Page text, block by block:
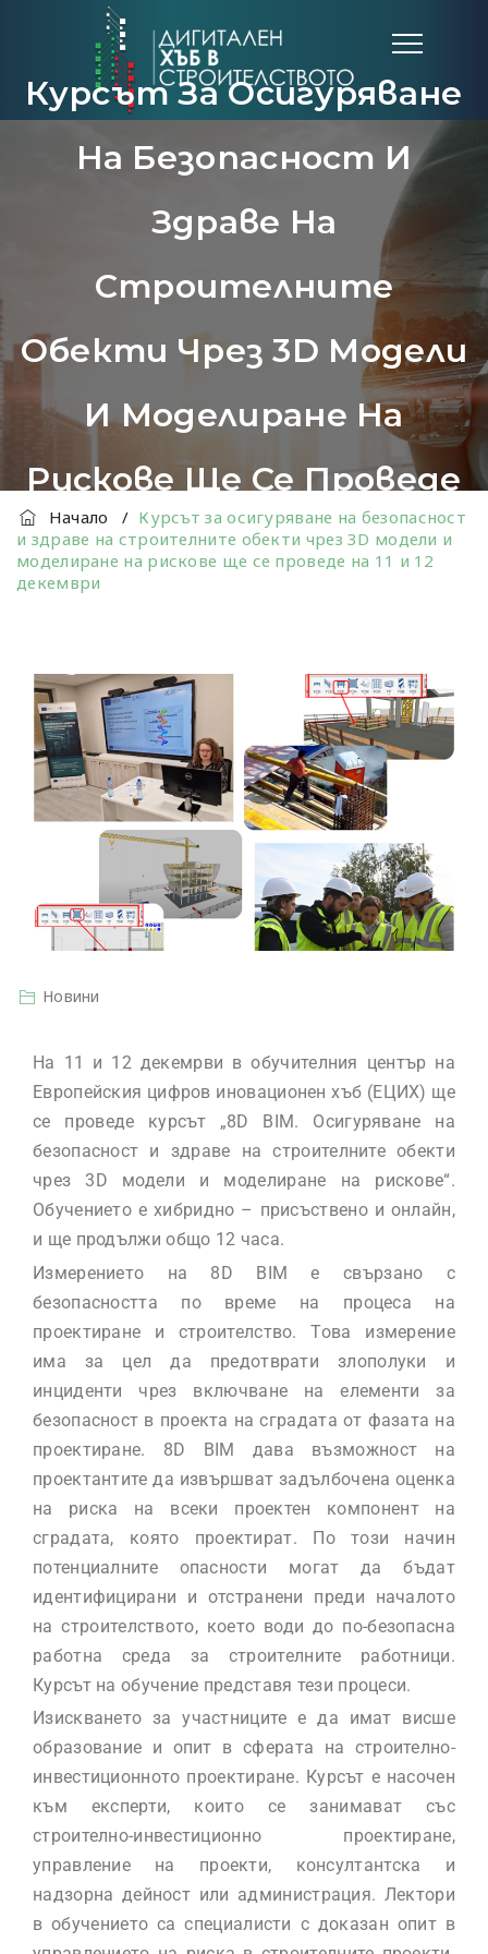
Курсът За Осигуряване
На Безопасност И
Здраве На
Строителните
Обекти Чрез 3D Модели
И Моделиране На
Рискове Ще Се Проведе
На 11 И 12 Декември
Начало / Курсът за осигуряване на безопасност
и здраве на строителните обекти чрез 3D модели и
моделиране на рискове ще се проведе на 11 и 12
декември
Новини
На 11 и 12 декемрви в обучителния център на
Европейския цифров иновационен хъб (ЕЦИХ) ще
се проведе курсът „8D BIM. Осигуряване на
безопасност и здраве на строителните обекти
чрез 3D модели и моделиране на рискове“.
Обучението е хибридно – присъствено и онлайн,
и ще продължи общо 12 часа.
Измерението на 8D BIM е свързано с
безопасността по време на процеса на
проектиране и строителство. Това измерение
има за цел да предотврати злополуки и
инциденти чрез включване на елементи за
безопасност в проекта на сградата от фазата на
проектиране. 8D BIM дава възможност на
проектантите да извършват задълбочена оценка
на риска на всеки проектен компонент на
сградата, която проектират. По този начин
потенциалните опасности могат да бъдат
идентифицирани и отстранени преди началото
на строителството, което води до по-безопасна
работна среда за строителните работници.
Курсът на обучение представя тези процеси.
Изискването за участниците е да имат висше
образование и опит в сферата на строително-
инвестиционното проектиране. Курсът е насочен
към експерти, които се занимават със
строително-инвестиционно проектиране,
управление на проекти, консултантска и
надзорна дейност или администрация. Лектори
в обучението са специалисти с доказан опит в